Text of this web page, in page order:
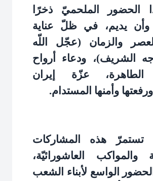
الحضور الملحميّ ذخرًا
وأن يديم، في ظلّ عناية
والزمان (عجّل اللّه
الشريف)، ودعاء أرواح
الطاهرة، عزّة إيران
ورفعتها وأمنها المستدام.
تستمرّ هذه المشاركات
والمواكب العاشورائيّة،
الواسع لأبناء الشعب